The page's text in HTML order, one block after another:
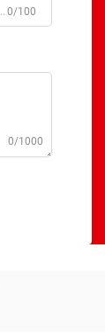
0/100
0/1000